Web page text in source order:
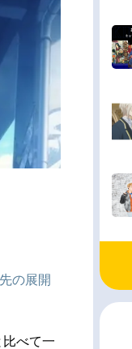
の展開
べて一